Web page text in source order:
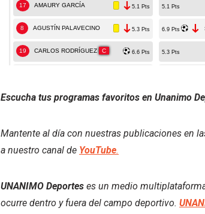
Escucha tus programas favoritos en Unanimo
Mantente al día con nuestras publicaciones en
a nuestro canal de YouTube.
UNANIMO Deportes es un medio
ocurre dentro y fuera del campo deportivo.